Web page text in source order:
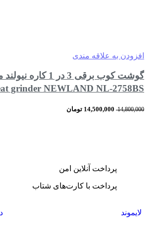
افزودن به علاقه مندی
grinder NEWLAND NL-2758BS
14,800,000
14,500,000 تومان
پرداخت آنلاین امن
پرداخت با کارت‌های شتاب
لایموند